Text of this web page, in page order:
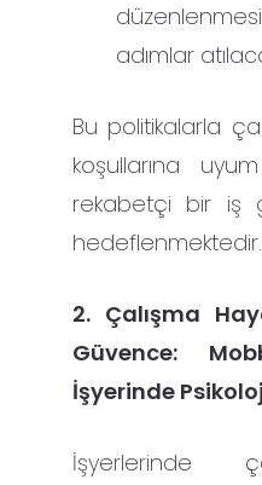
adımlar
Bu politikalarla
koşullarına
rekabetçi bir iş
hedeflenmektedir.
2. Çalışma
Güvence:
İşyerinde
İşyerlerinde